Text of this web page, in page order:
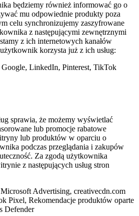
będziemy również informować go o
mu odpowiednie produkty poza
celu synchronizujemy zaszyfrowane
z następującymi zewnętrznymi
z ich internetowych kanałów
korzysta już z ich usług:
LinkedIn, Pinterest, TikTok
sprawia, że możemy wyświetlać
lub promocje rabatowe
lub produktów w oparciu o
podczas przeglądania i zakupów
Za zgodą użytkownika
z następujących usług stron
Advertising, creativecdn.com
Pixel, Rekomendacje produktów oparte
Defender